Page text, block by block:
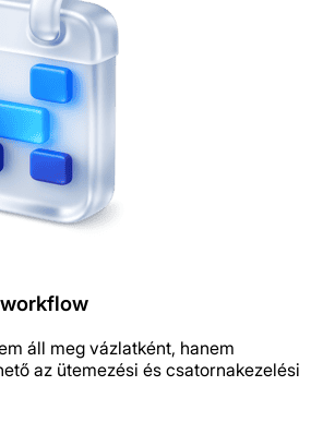
áll meg vázlatként, hanem
az ütemezési és csatornakezelési